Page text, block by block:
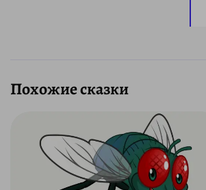
Похожие сказки